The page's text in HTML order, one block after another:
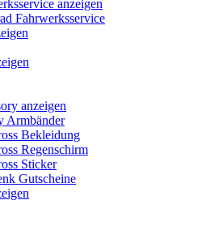
anzeigen
Fahrwerksservice
anzeigen
Armbänder
Bekleidung
Regenschirm
Sticker
Gutscheine